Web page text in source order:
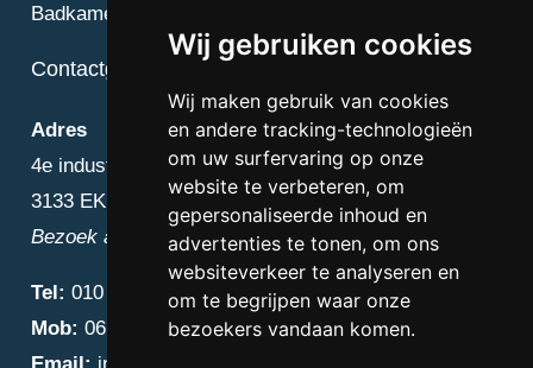
Wij gebruiken cookies
Wij maken gebruik van cookies
en andere tracking-technologieën
om uw surfervaring op onze
website te verbeteren, om
gepersonaliseerde inhoud en
advertenties te tonen, om ons
websiteverkeer te analyseren en
om te begrijpen waar onze
bezoekers vandaan komen.
Badkamer
Contactgegevens
Adres
4e industriestraat 25
3133 EK Vlaardingen
Bezoek alleen op afspraak
Tel: 010 – 223 3759
Mob: 06 – 4838 1000
Email: info@diamantnatuursteen.nl